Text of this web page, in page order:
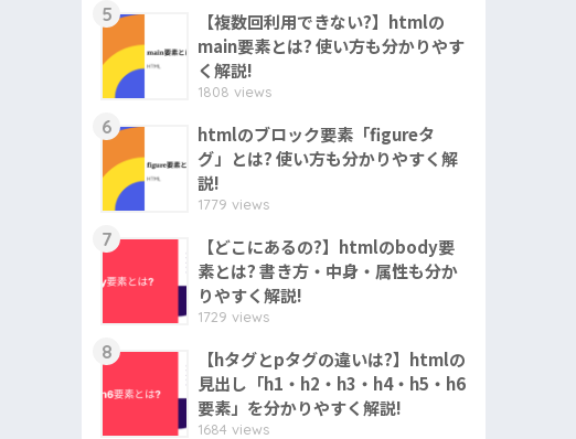
5
【複数回利用できない?】htmlの
main要素とは? 使い方も分かりやす
く解説!
1808 views
6
htmlのブロック要素「figureタ
グ」とは? 使い方も分かりやすく解
説!
1779 views
7
【どこにあるの?】htmlのbody要
素とは? 書き方・中身・属性も分か
りやすく解説!
1729 views
8
【hタグとpタグの違いは?】htmlの
見出し「h1・h2・h3・h4・h5・h6
要素」を分かりやすく解説!
1684 views